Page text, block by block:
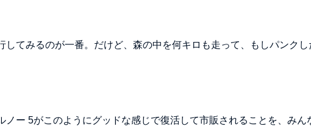
てみるのが一番。だけど、森の中を何キロも走って、もしパンクし
ー 5がこのようにグッドな感じで復活して市販されることを、みん